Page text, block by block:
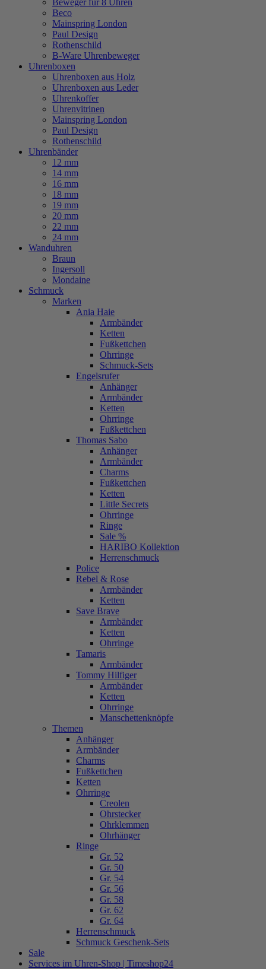
Beweger für 8 Uhren
Beco
Mainspring London
Paul Design
Rothenschild
B-Ware Uhrenbeweger
Uhrenboxen
Uhrenboxen aus Holz
Uhrenboxen aus Leder
Uhrenkoffer
Uhrenvitrinen
Mainspring London
Paul Design
Rothenschild
Uhrenbänder
12 mm
14 mm
16 mm
18 mm
19 mm
20 mm
22 mm
24 mm
Wanduhren
Braun
Ingersoll
Mondaine
Schmuck
Marken
Ania Haie
Armbänder
Ketten
Fußkettchen
Ohrringe
Schmuck-Sets
Engelsrufer
Anhänger
Armbänder
Ketten
Ohrringe
Fußkettchen
Thomas Sabo
Anhänger
Armbänder
Charms
Fußkettchen
Ketten
Little Secrets
Ohrringe
Ringe
Sale %
HARIBO Kollektion
Herrenschmuck
Police
Rebel & Rose
Armbänder
Ketten
Save Brave
Armbänder
Ketten
Ohrringe
Tamaris
Armbänder
Tommy Hilfiger
Armbänder
Ketten
Ohrringe
Manschettenknöpfe
Themen
Anhänger
Armbänder
Charms
Fußkettchen
Ketten
Ohrringe
Creolen
Ohrstecker
Ohrklemmen
Ohrhänger
Ringe
Gr. 52
Gr. 50
Gr. 54
Gr. 56
Gr. 58
Gr. 62
Gr. 64
Herrenschmuck
Schmuck Geschenk-Sets
Sale
Services im Uhren-Shop | Timeshop24